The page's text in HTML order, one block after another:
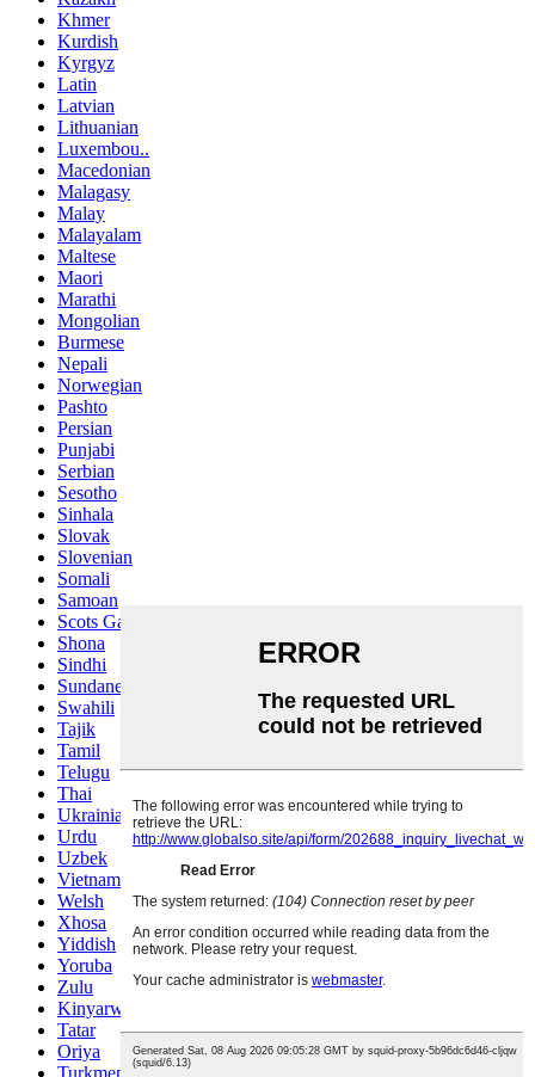
Khmer
Kurdish
Kyrgyz
Latin
Latvian
Lithuanian
Luxembou..
Macedonian
Malagasy
Malay
Malayalam
Maltese
Maori
Marathi
Mongolian
Burmese
Nepali
Norwegian
Pashto
Persian
Punjabi
Serbian
Sesotho
Sinhala
Slovak
Slovenian
Somali
Samoan
Scots Gaelic
Shona
Sindhi
Sundanese
Swahili
Tajik
Tamil
Telugu
Thai
Ukrainian
Urdu
Uzbek
Vietnamese
Welsh
Xhosa
Yiddish
Yoruba
Zulu
Kinyarwanda
Tatar
Oriya
Turkmen